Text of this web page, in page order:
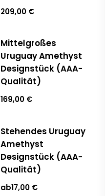
209,00 €
Ausverkauft
Mittelgroßes
Uruguay Amethyst
Designstück (AAA-
Qualität)
169,00 €
Ausverkauft
Stehendes Uruguay
Amethyst
Designstück (AAA-
Qualität)
ab17,00 €